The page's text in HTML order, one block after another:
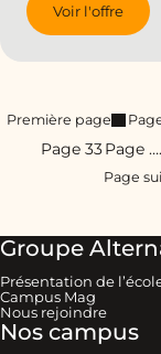
Voir l'offre
Première page
Page 33Page …
Page
Groupe
Présentation de
Campus Mag
Nous rejoindre
Nos campus